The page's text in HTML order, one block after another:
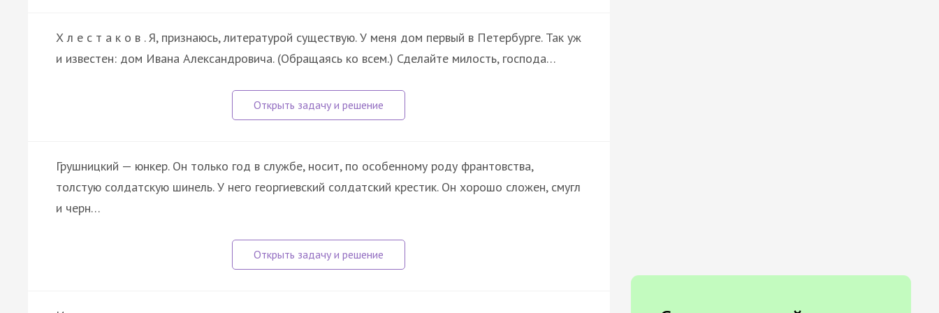
Х л е с т а к о в . Я, признаюсь, литературой существую. У меня дом первый в Петербурге. Так уж
и известен: дом Ивана Александровича. (Обращаясь ко всем.) Сделайте милость, господа…
Грушницкий — юнкер. Он только год в службе, носит, по особенному роду франтовства,
толстую солдатскую шинель. У него георгиевский солдатский крестик. Он хорошо сложен, смугл
и черн…